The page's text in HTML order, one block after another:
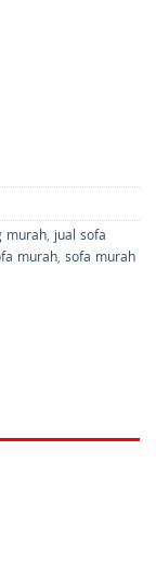
murah,jual sofa
murah, sofa murah